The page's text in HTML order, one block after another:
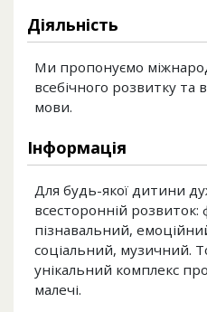
Діяльність
Ми пропонуємо
всебічного розвитку та
мови.
Інформація
Для будь-якої дитини
всесторонній розвиток:
пізнавальний,
соціальний, музичний.
унікальний комплекс
малечі.